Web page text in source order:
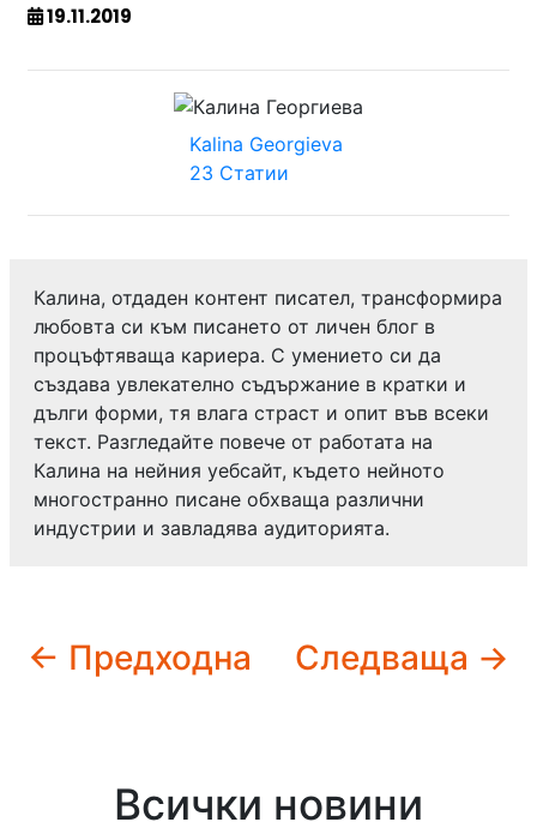
19.11.2019
Kalina Georgieva
23 Статии
Калина, отдаден контент писател, трансформира
любовта си към писането от личен блог в
процъфтяваща кариера. С умението си да
създава увлекателно съдържание в кратки и
дълги форми, тя влага страст и опит във всеки
текст. Разгледайте повече от работата на
Калина на нейния уебсайт, където нейното
многостранно писане обхваща различни
индустрии и завладява аудиторията.
← Предходна Следваща →
Всички новини